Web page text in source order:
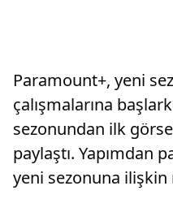
Paramount+, yeni
çalışmalarına
sezonundan ilk
paylaştı. Yapımdan
yeni sezonuna ilişkin